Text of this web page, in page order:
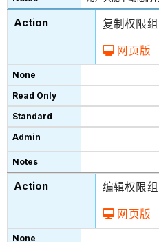
复制权限组
网页版
编辑权限组
网页版